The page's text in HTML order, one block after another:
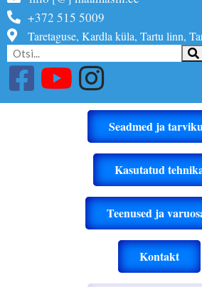
+372 515 5009
Taretaguse, Kardla küla, Tartu linn,
Seadmed ja
Kasutatud
Teenused ja
Kontakt